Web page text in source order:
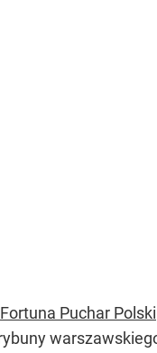
Fortuna Puchar Polski